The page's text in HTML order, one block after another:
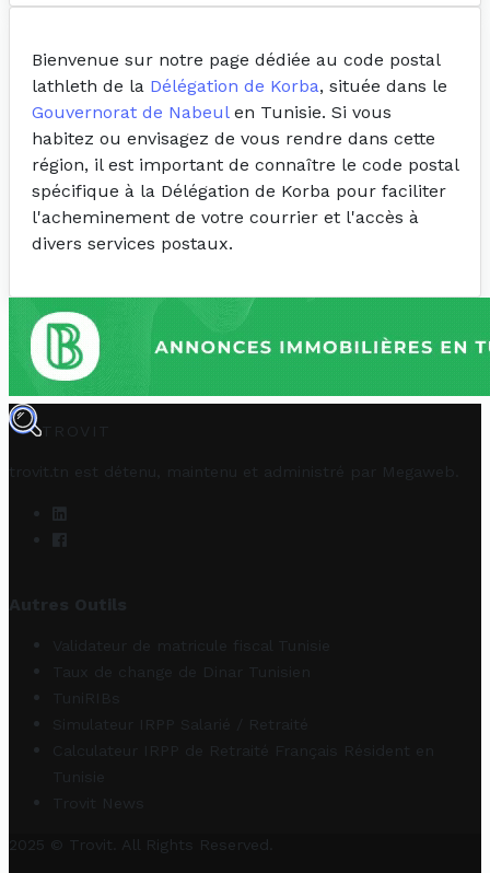
Bienvenue sur notre page dédiée au code postal
lathleth de la Délégation de Korba, située dans le
Gouvernorat de Nabeulen Tunisie. Si vous
habitez ou envisagez de vous rendre dans cette
région, il est important de connaître le code postal
spécifique à la Délégation de Korba pour faciliter
l'acheminement de votre courrier et l'accès à
divers services postaux.
TROVIT
trovit.tn est détenu, maintenu et administré par Megaweb
Autres Outils
Validateur de matricule fiscal Tunisie
Taux de change de Dinar Tunisien
TuniRIBs
Simulateur IRPP Salarié / Retraité
Calculateur IRPP de Retraité Français Résident en
Tunisie
Trovit News
2025 © Trovit. All Rights Reserved.